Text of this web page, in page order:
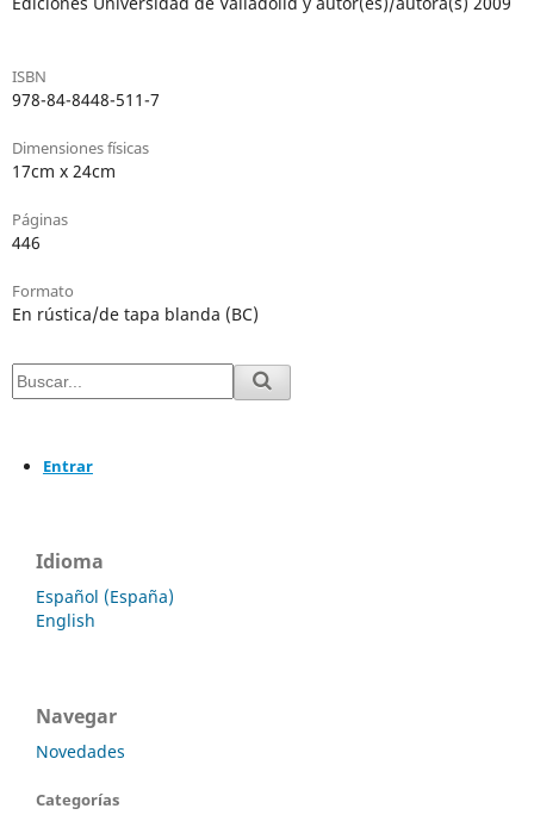
ISBN
978-84-8448-511-7
Dimensiones físicas
17cm x 24cm
Páginas
446
Formato
En rústica/de tapa blanda (BC)
Entrar
Idioma
Español (España)
English
Navegar
Novedades
Categorías